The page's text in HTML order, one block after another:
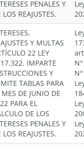
PENALES Y
LOS REAJUSTES.
Y MULTAS
22 LEY
IMPARTE
Y
TABLAS PARA
MES DE JUNIO DE
PARA EL
DE LOS
PENALES Y
LOS REAJUSTES.